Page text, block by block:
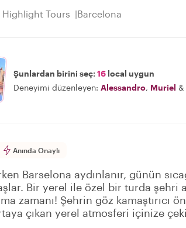
Highlight Tours Barcelona
Şunlardan birini seç:16 local uygun
Deneyimi düzenleyen: Alessandro, Muriel &
Anında Onaylı
Barselona aydınlanır, günün
Bir yerel ile özel bir turda şehri
zamanı! Şehrin göz kamaştırıcı
çıkan yerel atmosferi içinize